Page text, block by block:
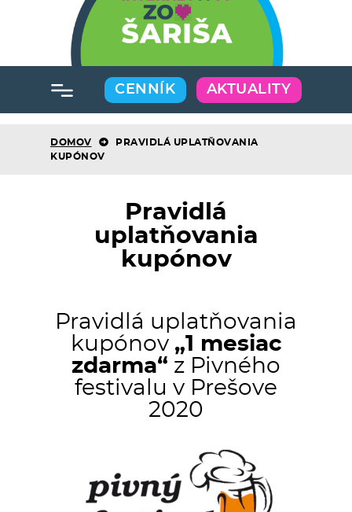
CENNÍK AKTUALITY
DOMOV
PRAVIDLÁ UPLATŇOVANIA
KUPÓNOV
Pravidlá
uplatňovania
kupónov
Pravidlá uplatňovania
kupónov „1 mesiac
zdarma“ z Pivného
festivalu v Prešove
2020